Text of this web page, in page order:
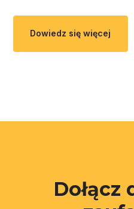
Dowiedz się więcej
Dołącz